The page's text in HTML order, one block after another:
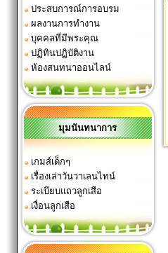
ประสบการณ์การอบรม
ผลงานการทำงาน
บุคคลที่มีพระคุณ
ปฏิทินปฏิบัติงาน
ห้องสนทนาออนไลน์
มุมนันทนาการ
เกมส์เด็กๆ
เรื่องเล่าวันวาเลนไทน์
ระเบียบแถวลูกเสือ
เงื่อนลูกเสือ